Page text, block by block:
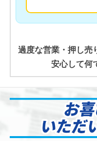
過度な営業・押し売
安心して何